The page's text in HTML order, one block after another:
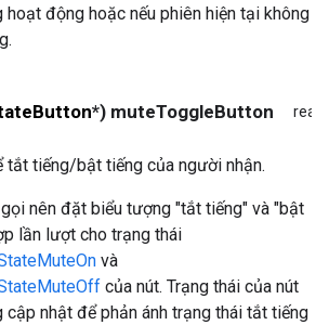
hoạt động hoặc nếu phiên hiện tại không
*) muteToggleButton read
tắt tiếng/bật tiếng của người nhận.
nên đặt biểu tượng "tắt tiếng" và "bật
lần lượt cho trạng thái
và
của nút. Trạng thái của nút
nhật để phản ánh trạng thái tắt tiếng